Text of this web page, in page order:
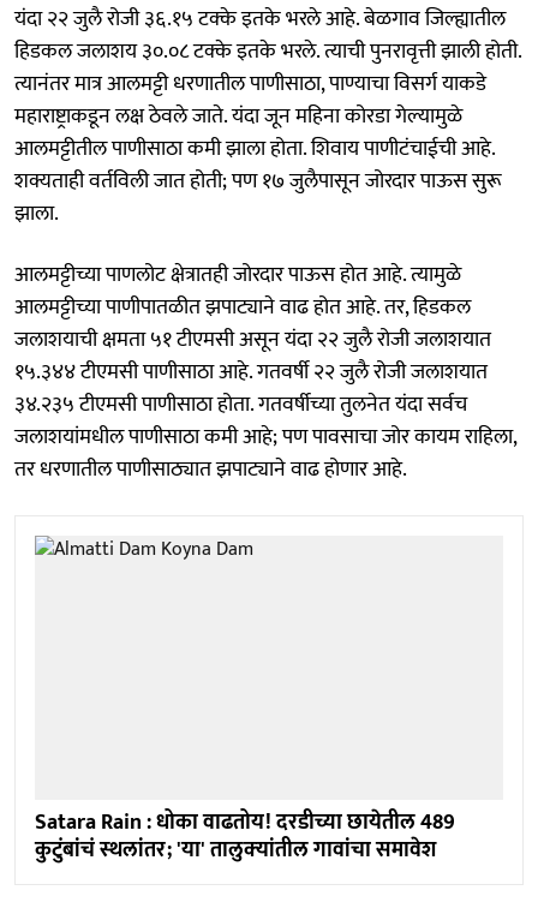
यंदा २२ जुलै रोजी ३६.१५ टक्के इतके भरले आहे. बेळगाव जिल्ह्यातील
हिडकल जलाशय ३०.०८ टक्के इतके भरले. त्याची पुनरावृत्ती झाली होती.
त्यानंतर मात्र आलमट्टी धरणातील पाणीसाठा, पाण्याचा विसर्ग याकडे
महाराष्ट्राकडून लक्ष ठेवले जाते. यंदा जून महिना कोरडा गेल्यामुळे
आलमट्टीतील पाणीसाठा कमी झाला होता. शिवाय पाणीटंचाईची आहे.
शक्यताही वर्तविली जात होती; पण १७ जुलैपासून जोरदार पाऊस सुरू
झाला.
आलमट्टीच्या पाणलोट क्षेत्रातही जोरदार पाऊस होत आहे. त्यामुळे
आलमट्टीच्या पाणीपातळीत झपाट्याने वाढ होत आहे. तर, हिडकल
जलाशयाची क्षमता ५१ टीएमसी असून यंदा २२ जुलै रोजी जलाशयात
१५.३४४ टीएमसी पाणीसाठा आहे. गतवर्षी २२ जुलै रोजी जलाशयात
३४.२३५ टीएमसी पाणीसाठा होता. गतवर्षीच्या तुलनेत यंदा सर्वच
जलाशयांमधील पाणीसाठा कमी आहे; पण पावसाचा जोर कायम राहिला,
तर धरणातील पाणीसाठ्यात झपाट्याने वाढ होणार आहे.
Satara Rain : धोका वाढतोय! दरडीच्या छायेतील 489
कुटुंबांचं स्‍थलांतर; 'या' तालुक्‍यांतील गावांचा समावेश